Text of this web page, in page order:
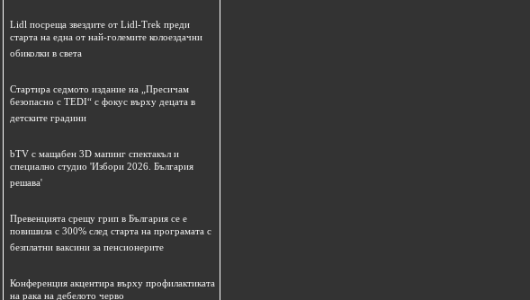
Lidl посреща звездите от Lidl-Trek преди
старта на една от най-големите колоездачни
обиколки в света
Стартира седмото издание на „Пресичам
безопасно с TEDI“ с фокус върху децата в
детските градини
bTV с мащабен 3D мапинг спектакъл и
специално студио 'Избори 2026. България
решава'
Превенцията срещу грип в България се е
повишила с 300% след старта на програмата с
безплатни ваксини за пенсионерите
Конференция акцентира върху профилактиката